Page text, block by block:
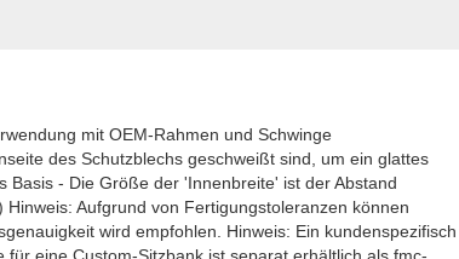
mit OEM-Rahmen und Schwinge
des Schutzblechs geschweißt sind, um ein glattes
Basis - Die Größe der 'Innenbreite' ist der Abstand
Aufgrund von Fertigungstoleranzen können
wird empfohlen. Hinweis: Ein kundenspezifisch